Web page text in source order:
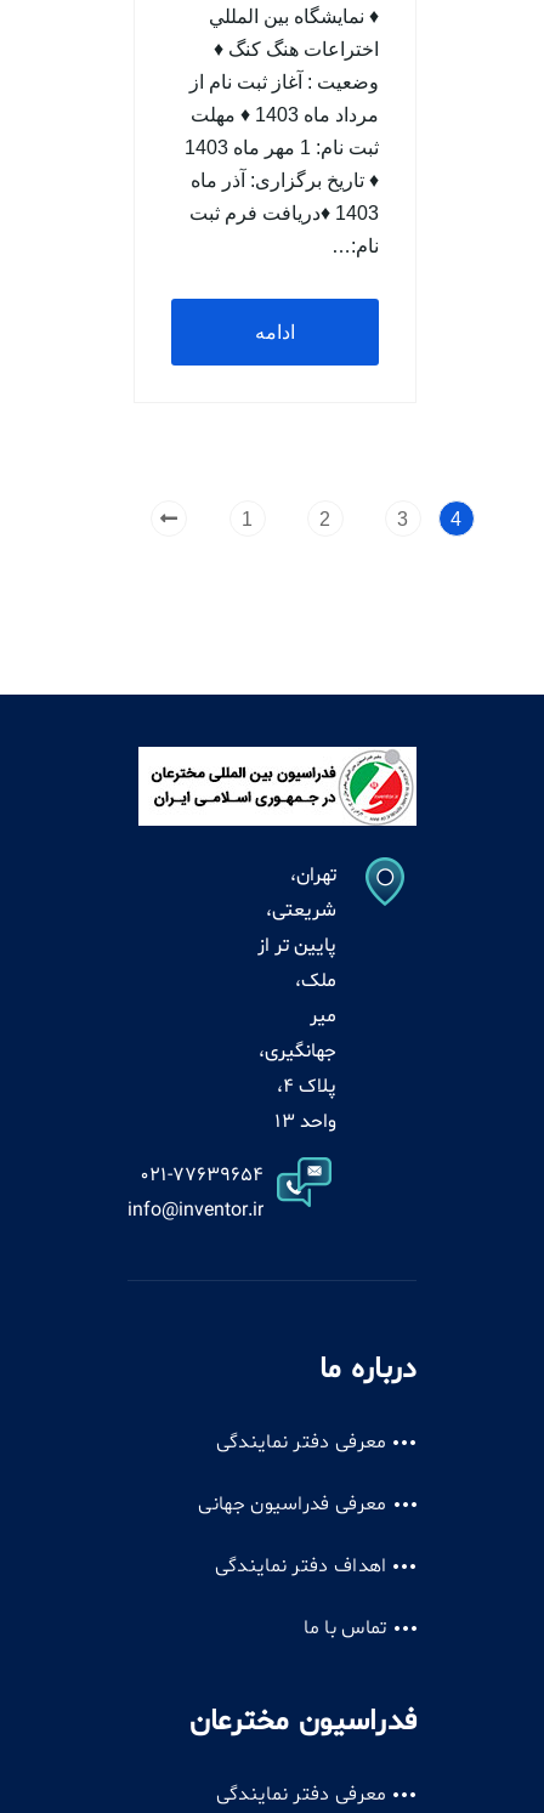
♦ نمایشگاه بين المللي
اختراعات هنگ کنگ ♦
وضعيت : آغاز ثبت نام از
مرداد ماه 1403 ♦ مهلت
ثبت نام: 1 مهر ماه 1403
♦ تاریخ برگزاری: آذر ماه
1403 ♦دریافت فرم ثبت
نام:…
ادامه
1 2 3 4
تهران،
شریعتی،
پایین تر از
ملک،
میر
جهانگیری،
پلاک 4،
واحد 13
021-77639654
info@inventor.ir
درباره ما
معرفی دفتر نمایندگی
معرفی فدراسیون جهانی
اهداف دفتر نمایندگی
تماس با ما
فدراسیون مخترعان
معرفی دفتر نمایندگی